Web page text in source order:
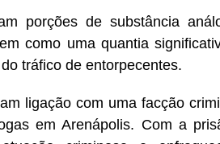
porções de substância
como uma quantia
tráfico de entorpecentes.
ligação com uma facção
em Arenápolis. Com a